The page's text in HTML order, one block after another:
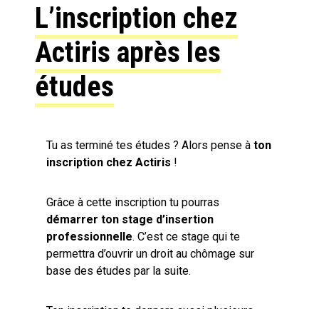
L’inscription chez
Actiris après les
études
Tu as terminé tes études ? Alors pense à ton
inscription chez Actiris !
Grâce à cette inscription tu pourras
démarrer ton stage d’insertion
professionnelle. C’est ce stage qui te
permettra d’ouvrir un droit au chômage sur
base des études par la suite.